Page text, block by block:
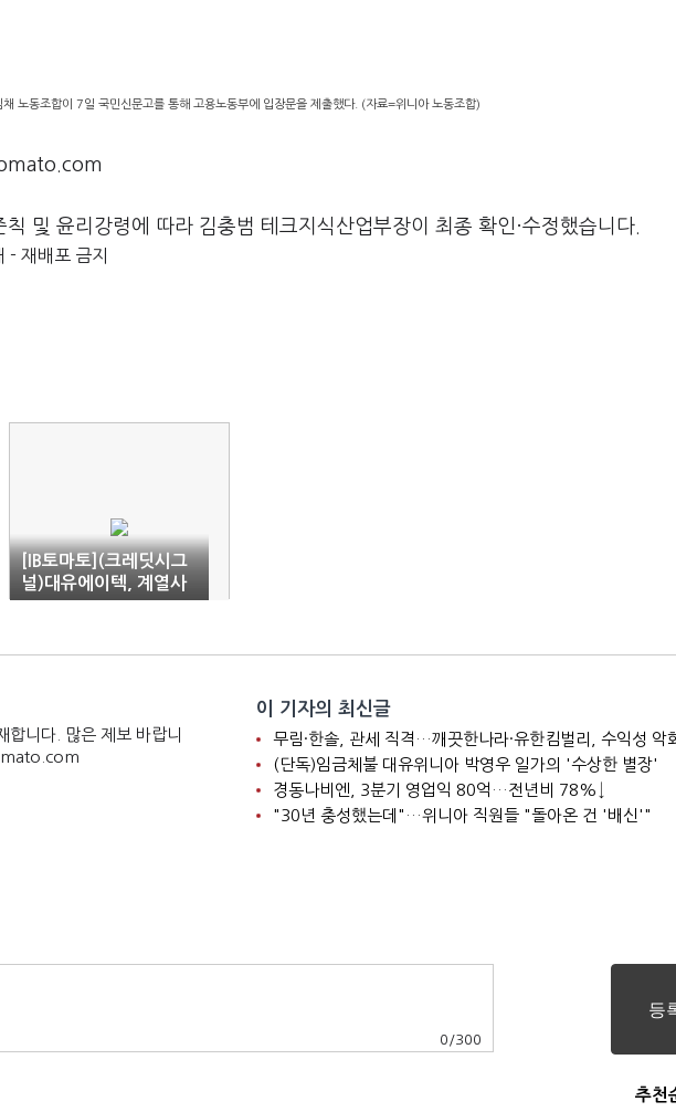
채 노동조합이 7일 국민신문고를 통해 고용노동부에 입장문을 제출했다. (자료=위니아 노동조합)
및 윤리강령에 따라 김충범 테크지식산업부장이 최종 확인·수정했습니다.
재배포 금지
[IB토마토](크레딧시그
널)대유에이텍, 계열사
채무에 흔들…유동성 불
합니다. 많은 제보 바랍니
이 기자의 최신글
무림·한솔, 관세 직격…깨끗한나라·유한킴벌리, 수익성 악
(단독)임금체불 대유위니아 박영우 일가의 '수상한 별장'
경동나비엔, 3분기 영업익 80억…전년비 78%↓
"30년 충성했는데"…위니아 직원들 "돌아온 건 '배신'"
0 /300
추천